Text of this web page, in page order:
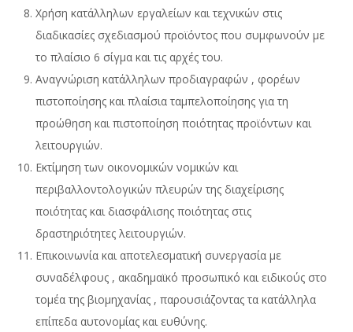
Χρήση κατάλληλων εργαλείων και τεχνικών στις
διαδικασίες σχεδιασμού προϊόντος που συμφωνούν με
το πλαίσιο 6 σίγμα και τις αρχές του.
Αναγνώριση κατάλληλων προδιαγραφών , φορέων
πιστοποίησης και πλαίσια ταμπελοποίησης για τη
προώθηση και πιστοποίηση ποιότητας προϊόντων και
λειτουργιών.
Εκτίμηση των οικονομικών νομικών και
περιβαλλοντολογικών πλευρών της διαχείρισης
ποιότητας και διασφάλισης ποιότητας στις
δραστηριότητες λειτουργιών.
Επικοινωνία και αποτελεσματική συνεργασία με
συναδέλφους , ακαδημαϊκό προσωπικό και ειδικούς στο
τομέα της βιομηχανίας , παρουσιάζοντας τα κατάλληλα
επίπεδα αυτονομίας και ευθύνης.